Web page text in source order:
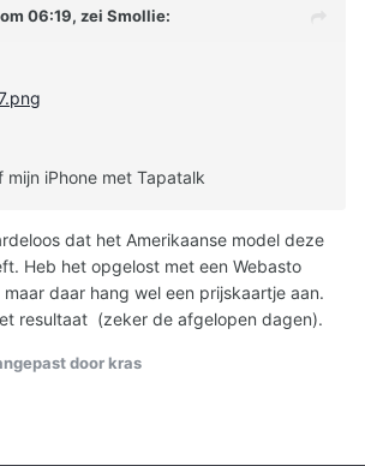
06:19, zei Smollie:
mijn iPhone met Tapatalk
dat het Amerikaanse model deze
Heb het opgelost met een Webasto
daar hang wel een prijskaartje aan.
resultaat (zeker de afgelopen dagen).
door kras